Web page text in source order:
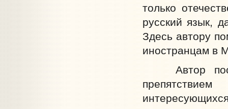
только
русский язык,
Здесь автору
иностранцам в
Автор